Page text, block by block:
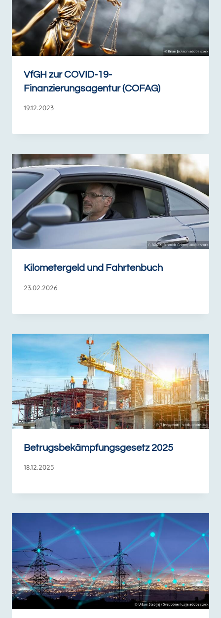
VfGH zur COVID-19-
Finanzierungsagentur (COFAG)
19.12.2023
Kilometergeld und Fahrtenbuch
23.02.2026
Betrugsbekämpfungsgesetz 2025
18.12.2025